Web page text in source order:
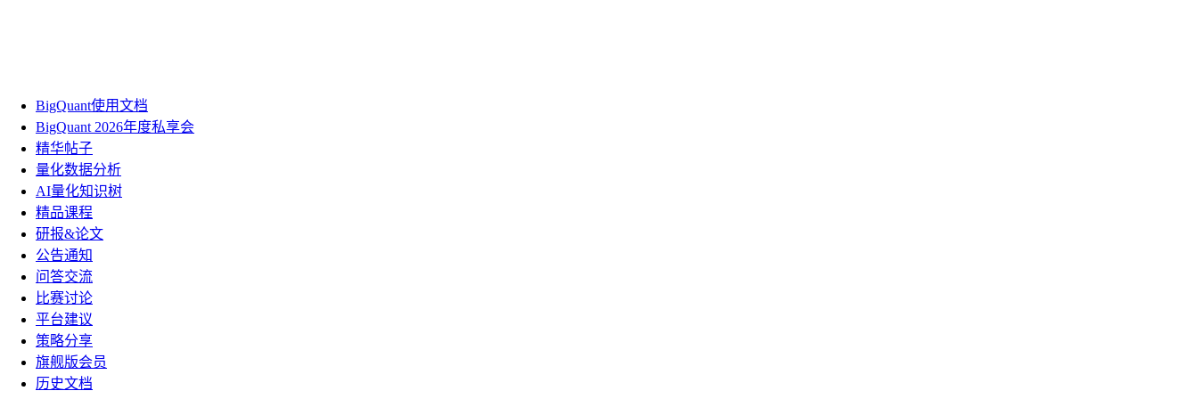
BigQuant使用文档
BigQuant 2026年度私享会
精华帖子
量化数据分析
AI量化知识树
精品课程
研报&论文
公告通知
问答交流
比赛讨论
平台建议
策略分享
旗舰版会员
历史文档